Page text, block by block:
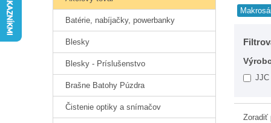
Batérie, nabíjačky, powerbanky
Blesky
Blesky - Príslušenstvo
Brašne Batohy Púzdra
Čistenie optiky a snímačov
JJC
Zoradiť